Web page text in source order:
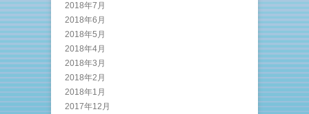
2018年7月
2018年6月
2018年5月
2018年4月
2018年3月
2018年2月
2018年1月
2017年12月